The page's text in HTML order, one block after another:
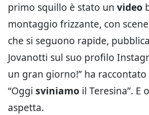
primo squillo è stato un video
montaggio frizzante, con
che si seguono rapide,
Jovanotti sul suo profilo
un gran giorno!” ha
“Oggi sviniamo il Teresina”. E
aspetta.